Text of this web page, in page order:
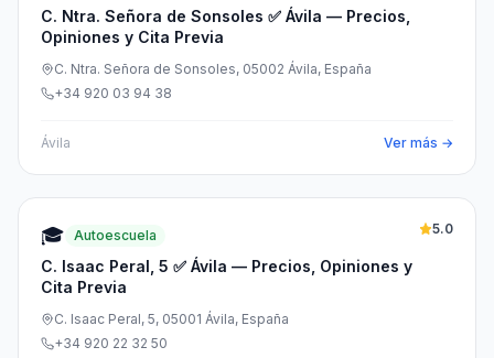
C. Ntra. Señora de Sonsoles ✅ Ávila — Precios,
Opiniones y Cita Previa
C. Ntra. Señora de Sonsoles, 05002 Ávila, España
+34 920 03 94 38
Ávila Ver más →
🎓 Autoescuela
C. Isaac Peral, 5 ✅ Ávila — Precios, Opiniones y
Cita Previa
5.0
C. Isaac Peral, 5, 05001 Ávila, España
+34 920 22 32 50